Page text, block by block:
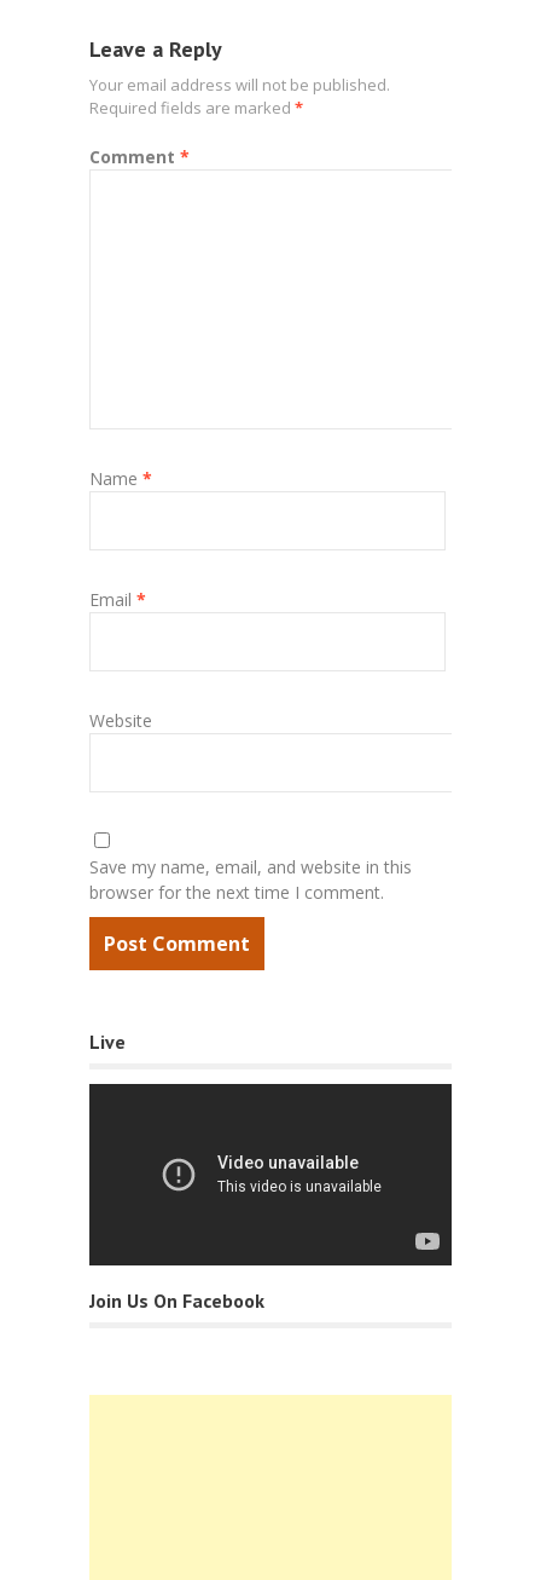
Leave a Reply
Your email address will not be published.
Required fields are marked *
Comment *
Name *
Email *
Website
Save my name, email, and website in this
browser for the next time I comment.
Live
Join Us On Facebook